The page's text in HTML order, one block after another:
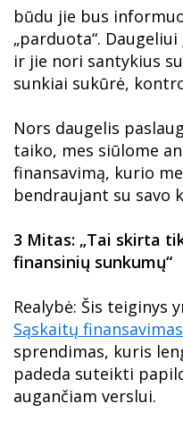
būdu jie bus
„parduota“.
ir jie nori santykius
sunkiai sukūrė,
Nors daugelis
taiko, mes siūlome
finansavimą, kurio
bendraujant su savo
3 Mitas: „Tai skirta
finansinių sunkumų“
Realybė: Šis teiginys
Sąskaitų finansavimas
sprendimas, kuris
padeda suteikti
augančiam verslui.